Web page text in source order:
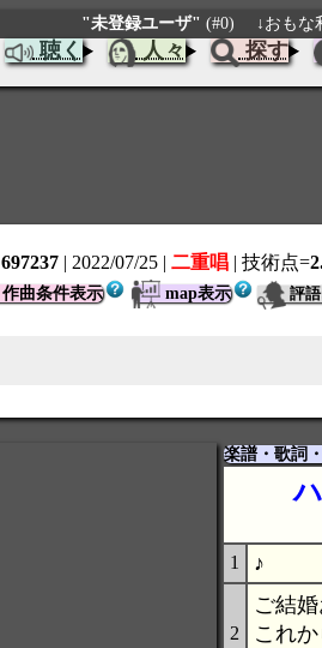
"未登録ユーザ" (#0) ↓おもな
聴く 人々 探す
697237 | 2022/07/25 | 二重唱 | 技術点=
作曲条件表示 map表示 評
楽譜・歌詞
1
♪
2
ご結
これ